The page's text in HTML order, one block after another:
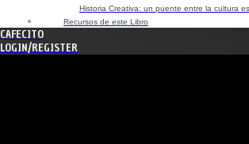
Historia Creativa: un puente entre la cultura
Recursos de este Libro
CAFECITO
LOGIN/REGISTER